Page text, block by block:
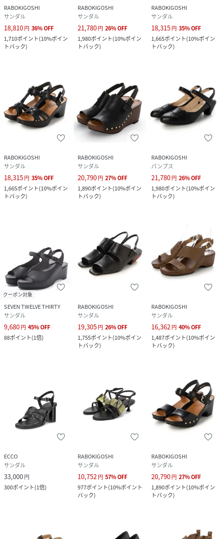
RABOKIGOSHI
サンダル
18,810円 36%OFF
1,710ポイント(10%ポイン
トバック)
RABOKIGOSHI
サンダル
21,780円 26%OFF
1,980ポイント(10%ポイン
トバック)
RABOKIGOSHI
サンダル
18,315円 35%OFF
1,665ポイント(10%ポイン
トバック)
RABOKIGOSHI
サンダル
18,315円 35%OFF
1,665ポイント(10%ポイン
トバック)
RABOKIGOSHI
サンダル
20,790円 27%OFF
1,890ポイント(10%ポイン
トバック)
RABOKIGOSHI
パンプス
21,780円 26%OFF
1,980ポイント(10%ポイン
トバック)
クーポン対象
SEVEN TWELVE THIRTY
サンダル
9,680円 45%OFF
88ポイント(1倍)
RABOKIGOSHI
サンダル
19,305円 26%OFF
1,755ポイント(10%ポイン
トバック)
RABOKIGOSHI
サンダル
16,362円 40%OFF
1,487ポイント(10%ポイン
トバック)
ECCO
サンダル
33,000円
300ポイント(1倍)
RABOKIGOSHI
サンダル
10,752 円 57%OFF
977ポイント(10%ポイント
バック)
RABOKIGOSHI
サンダル
20,790円 27%OFF
1,890ポイント(10%ポイン
トバック)